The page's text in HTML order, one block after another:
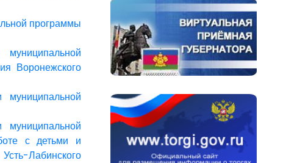
программы
Воронежского
с детьми и
Лабинского